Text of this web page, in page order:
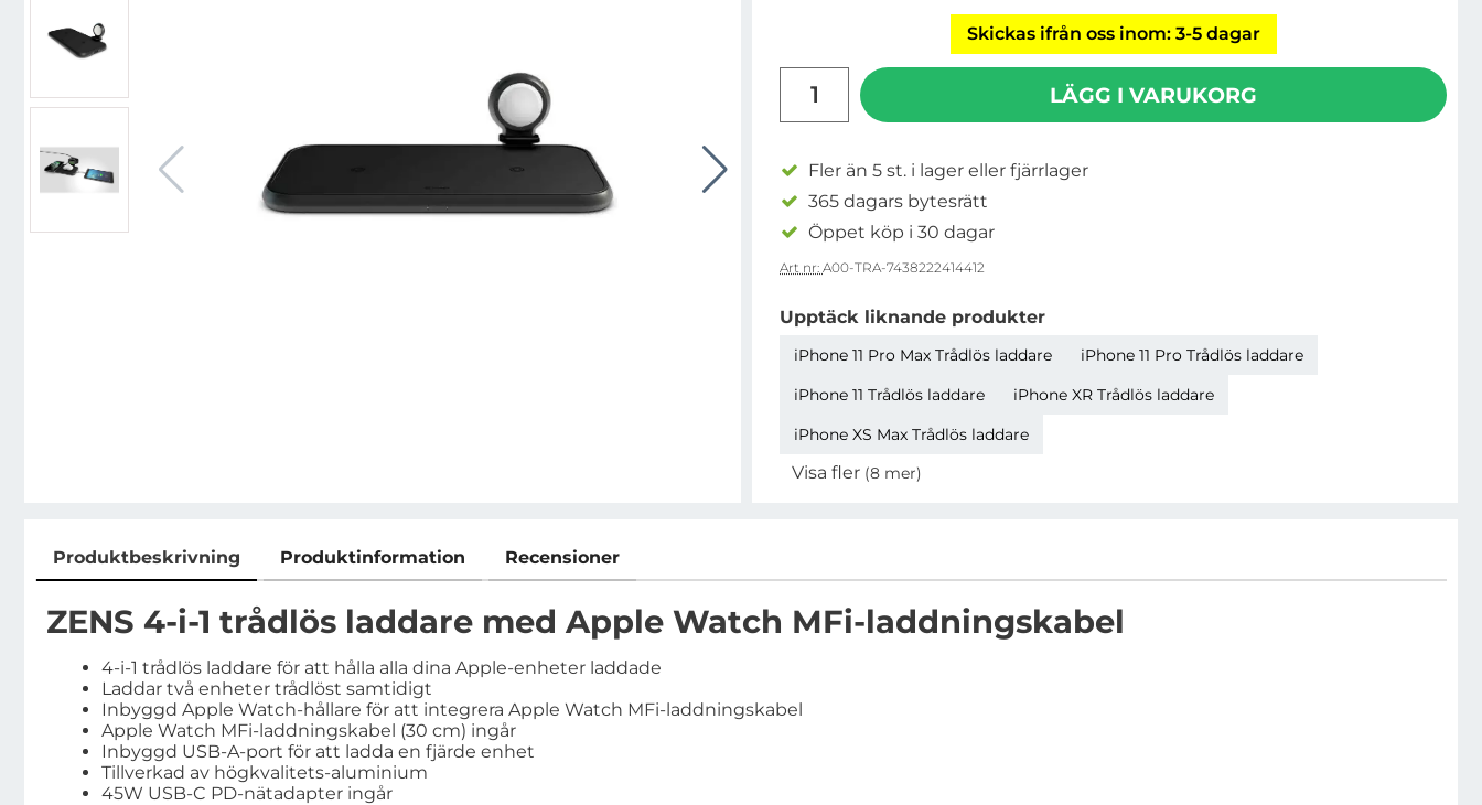
Skickas ifrån oss inom: 3-5 dagar
LÄGG I VARUKORG
Fler än 5 st. i lager eller fjärrlager
365 dagars bytesrätt
Öppet köp i 30 dagar
Art nr: A00-TRA-7438222414412
Upptäck liknande produkter
iPhone 11 Pro Max Trådlös laddare
iPhone 11 Pro Trådlös laddare
iPhone 11 Trådlös laddare
iPhone XR Trådlös laddare
iPhone XS Max Trådlös laddare
Visa fler (8 mer)
Produktbeskrivning Produktinformation Recensioner
Produktbeskrivning
ZENS 4-i-1 trådlös laddare med Apple Watch MFi-laddningskabel
4-i-1 trådlös laddare för att hålla alla dina Apple-enheter laddade
Laddar två enheter trådlöst samtidigt
Inbyggd Apple Watch-hållare för att integrera Apple Watch MFi-laddningskabel
Apple Watch MFi-laddningskabel (30 cm) ingår
Inbyggd USB-A-port för att ladda en fjärde enhet
Tillverkad av högkvalitets-aluminium
45W USB-C PD-nätadapter ingår